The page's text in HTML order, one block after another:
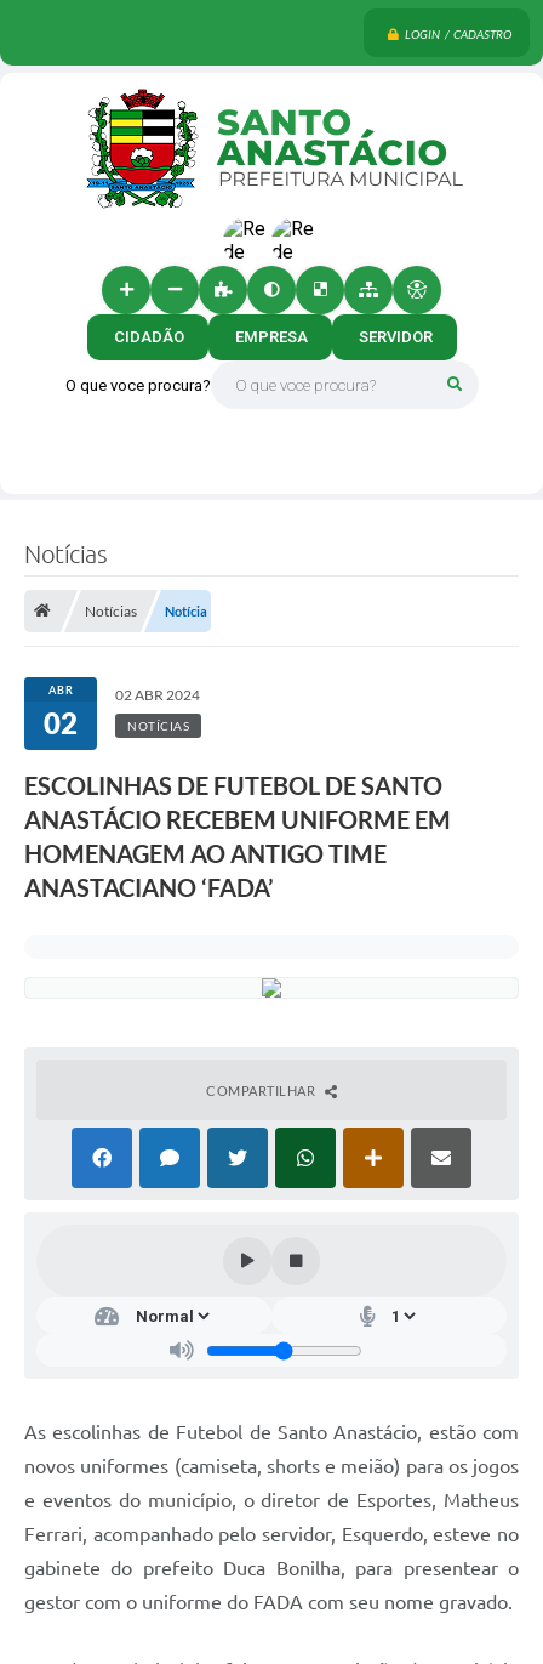
LOGIN / CADASTRO
O que voce procura?
CIDADÃO EMPRESA SERVIDOR
Notícias
Notícias Notícia
ABR
02
02 ABR 2024
NOTÍCIAS
ESCOLINHAS DE FUTEBOL DE SANTO
ANASTÁCIO RECEBEM UNIFORME EM
HOMENAGEM AO ANTIGO TIME
ANASTACIANO ‘FADA’
COMPARTILHAR
As escolinhas de Futebol de Santo Anastácio, estão com
novos uniformes (camiseta, shorts e meião) para os jogos
e eventos do município, o diretor de Esportes, Matheus
Ferrari, acompanhado pelo servidor, Esquerdo, esteve no
gabinete do prefeito Duca Bonilha, para presentear o
gestor com o uniforme do FADA com seu nome gravado.